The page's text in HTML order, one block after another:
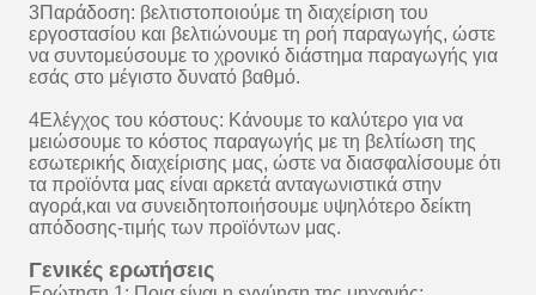
3Παράδοση: βελτιστοποιούμε τη διαχείριση του
εργοστασίου και βελτιώνουμε τη ροή παραγωγής, ώστε
να συντομεύσουμε το χρονικό διάστημα παραγωγής για
εσάς στο μέγιστο δυνατό βαθμό.
4Ελέγχος του κόστους: Κάνουμε το καλύτερο για να
μειώσουμε το κόστος παραγωγής με τη βελτίωση της
εσωτερικής διαχείρισης μας, ώστε να διασφαλίσουμε ότι
τα προϊόντα μας είναι αρκετά ανταγωνιστικά στην
αγορά,και να συνειδητοποιήσουμε υψηλότερο δείκτη
απόδοσης-τιμής των προϊόντων μας.
Γενικές ερωτήσεις